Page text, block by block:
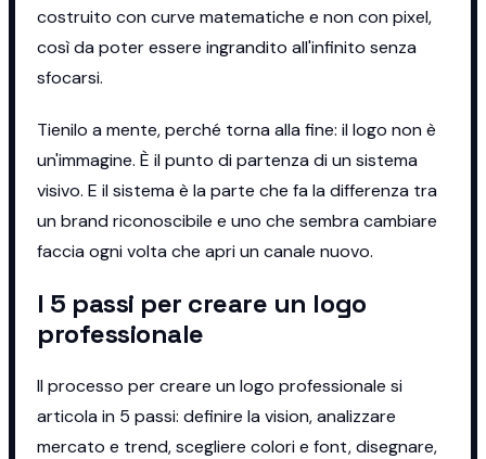
costruito con curve matematiche e non con pixel,
così da poter essere ingrandito all'infinito senza
sfocarsi.
Tienilo a mente, perché torna alla fine: il logo non è
un'immagine. È il punto di partenza di un sistema
visivo. E il sistema è la parte che fa la differenza tra
un brand riconoscibile e uno che sembra cambiare
faccia ogni volta che apri un canale nuovo.
I 5 passi per creare un logo
professionale
Il processo per creare un logo professionale si
articola in 5 passi: definire la vision, analizzare
mercato e trend, scegliere colori e font, disegnare,